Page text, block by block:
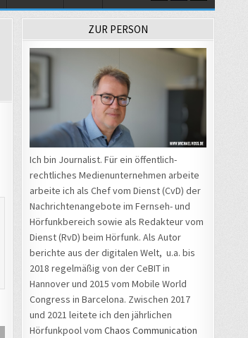
ZUR PERSON
Ich bin Journalist. Für ein öffentlich-
rechtliches Medienunternehmen arbeite
arbeite ich als Chef vom Dienst (CvD) der
Nachrichtenangebote im Fernseh- und
Hörfunkbereich sowie als Redakteur vom
Dienst (RvD) beim Hörfunk. Als Autor
berichte aus der digitalen Welt, u.a. bis
2018 regelmäßig von der CeBIT in
Hannover und 2015 vom Mobile World
Congress in Barcelona. Zwischen 2017
und 2021 leitete ich den jährlichen
Hörfunkpool vom Chaos Communication